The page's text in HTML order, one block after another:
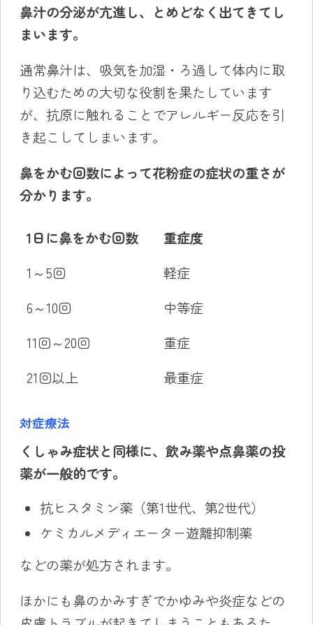
鼻汁の分泌が亢進し、とめどなく出てきてし
まいます。
通常鼻汁は、吸気を加湿・ろ過して体内に取
り込むための大切な役割を果たしています
が、抗原に触れることでアレルギー反応を引
き起こしてしまいます。
鼻をかむ回数によって花粉症の症状の重さが
分かります。
1日に鼻をかむ回数
重症度
1～5回
軽症
6～10回
中等症
11回～20回
重症
21回以上
最重症
対症療法
くしゃみ症状と同様に、飲み薬や点鼻薬の投
薬が一般的です。
抗ヒスタミン薬（第1世代、第2世代）
ケミカルメディエーター遊離抑制薬
などの薬が処方されます。
ほかにも鼻のかみすぎでかゆみや炎症などの